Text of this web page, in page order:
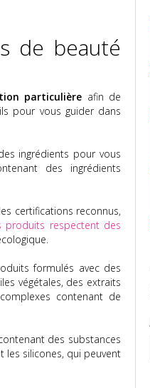
de beauté
particulière afin de
pour vous guider dans
ingrédients pour vous
des ingrédients
certifications reconnus,
produits respectent des
formulés avec des
végétales, des extraits
contenant de
des substances
les silicones, qui peuvent